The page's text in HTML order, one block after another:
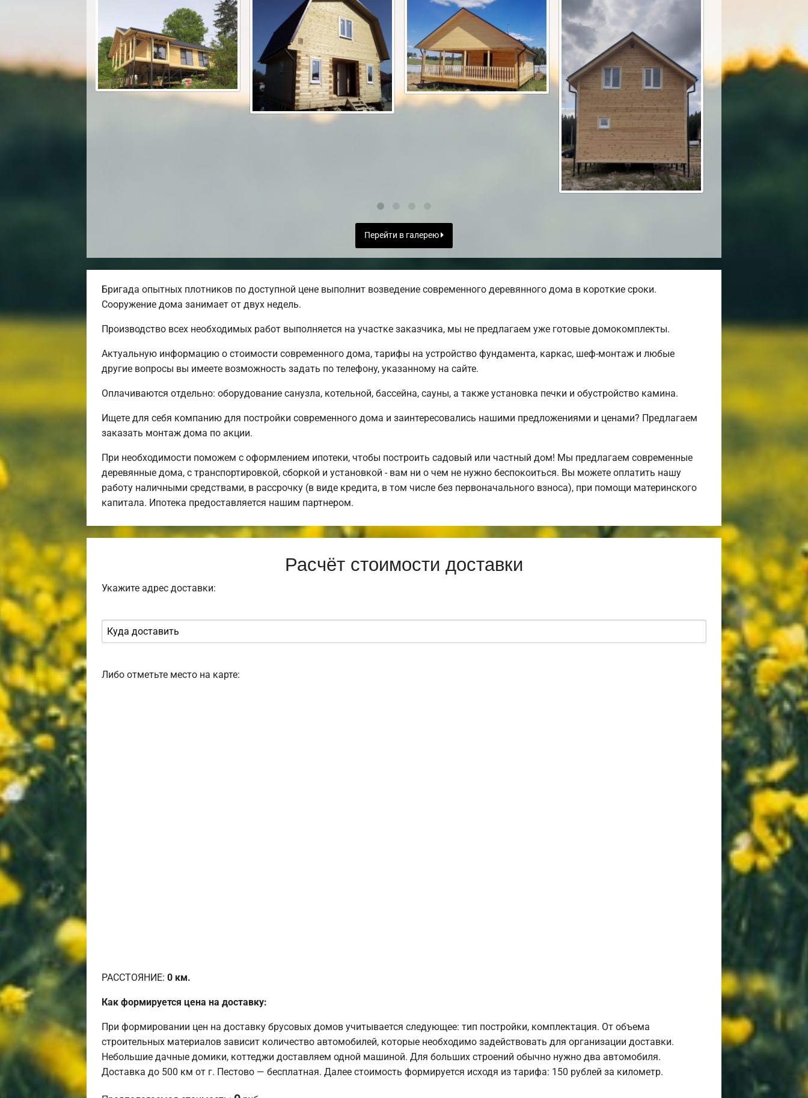
Перейти в галерею
Бригада опытных плотников по доступной цене выполнит возведение современного деревянного дома в короткие сроки.
Сооружение дома занимает от двух недель.
Производство всех необходимых работ выполняется на участке заказчика, мы не предлагаем уже готовые домокомплекты.
Актуальную информацию о стоимости современного дома, тарифы на устройство фундамента, каркас, шеф-монтаж и любые
другие вопросы вы имеете возможность задать по телефону, указанному на сайте.
Оплачиваются отдельно: оборудование санузла, котельной, бассейна, сауны, а также установка печки и обустройство камина.
Ищете для себя компанию для постройки современного дома и заинтересовались нашими предложениями и ценами? Предлагаем
заказать монтаж дома по акции.
При необходимости поможем с оформлением ипотеки, чтобы построить садовый или частный дом! Мы предлагаем современные
деревянные дома, с транспортировкой, сборкой и установкой - вам ни о чем не нужно беспокоиться. Вы можете оплатить нашу
работу наличными средствами, в рассрочку (в виде кредита, в том числе без первоначального взноса), при помощи материнского
капитала. Ипотека предоставляется нашим партнером.
Расчёт стоимости доставки
Укажите адрес доставки:
Либо отметьте место на карте:
РАССТОЯНИЕ: 0 км.
Как формируется цена на доставку:
При формировании цен на доставку брусовых домов учитывается следующее: тип постройки, комплектация. От объема
строительных материалов зависит количество автомобилей, которые необходимо задействовать для организации доставки.
Небольшие дачные домики, коттеджи доставляем одной машиной. Для больших строений обычно нужно два автомобиля.
Доставка до 500 км от г. Пестово — бесплатная. Далее стоимость формируется исходя из тарифа: 150 рублей за километр.